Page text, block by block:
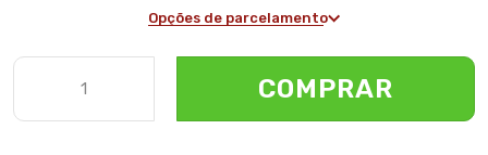
Opções de parcelamento
COMPRAR